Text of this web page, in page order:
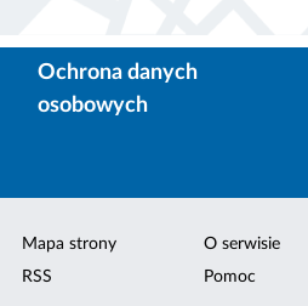
Ochrona danych
osobowych
Mapa strony
RSS
O serwisie
Pomoc